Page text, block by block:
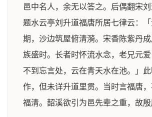
邑中名人，余无以答之。后偶翻宋
题水云亭刘升道福唐所居七律云：
期，沙边筑屋俯清漪。宋香陈紫丹
族盛时。长者时怀流水念，老兄元
不到忘言处，云在青天水在池。」
作，但未详升道里贯。当时言福唐
福清。韶溪欲引为邑先辈之重，故殷